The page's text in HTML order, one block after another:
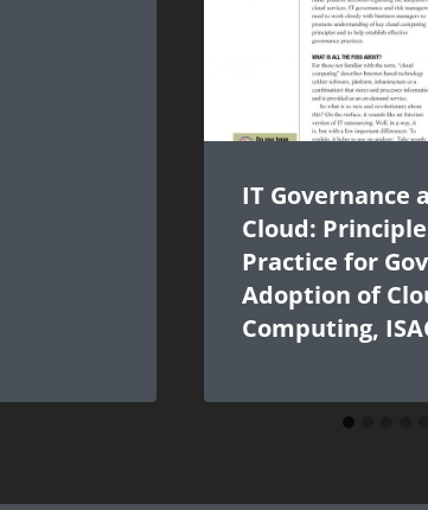
IT Governance
Cloud:
Practice for
Adoption of
Computing,